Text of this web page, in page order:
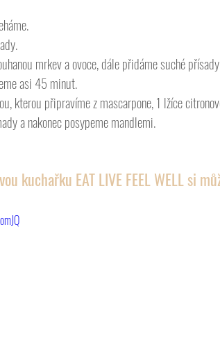
mrkev a ovoce, dále přidáme suché
asi 45 minut.
kterou připravíme z mascarpone, 1 lžíce
a nakonec posypeme mandlemi.
kuchařku EAT LIVE FEEL WELL si